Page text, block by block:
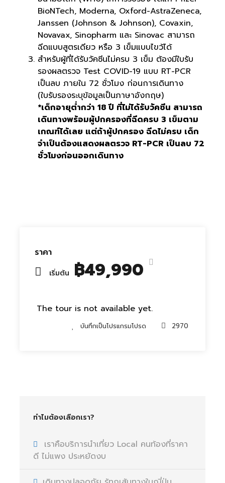
ราคา
เริ่มต้น ฿49,990
The tour is not available yet.
บันทึกเป็นโปรแกรมโปรด 2970
ทำไมต้องเลือกเรา?
เราคือบริการนำเที่ยว Local คนท้องที่ราคา
ดี ไม่แพง ประหยัดงบ
BioNTech, Moderna, Oxford-AstraZeneca,
Janssen (Johnson & Johnson), Covaxin,
Novavax, Sinopharm และ Sinovac สามารถ
ฉีดแบบสูตรเดียว หรือ 3 เข็มแบบไขว้ได้
สำหรับผู้ที่ได้รับวัคซีนไม่ครบ 3 เข็ม ต้องมีใบรับ
รองผลตรวจ Test COVID-19 แบบ RT-PCR
เป็นลบ ภายใน 72 ชั่วโมง ก่อนการเดินทาง
(ใบรับรองระบุข้อมูลเป็นภาษาอังกฤษ)
*เด็กอายุต่ำกว่า 18 ปี ที่ไม่ได้รับวัคซีน สามารถ
เดินทางพร้อมผู้ปกครองที่ฉีดครบ 3 เข็มตาม
เกณฑ์ได้เลย แต่ถ้าผู้ปกครอง ฉีดไม่ครบ เด็ก
จำเป็นต้องแสดงผลตรวจ RT-PCR เป็นลบ 72
ชั่วโมงก่อนออกเดินทาง